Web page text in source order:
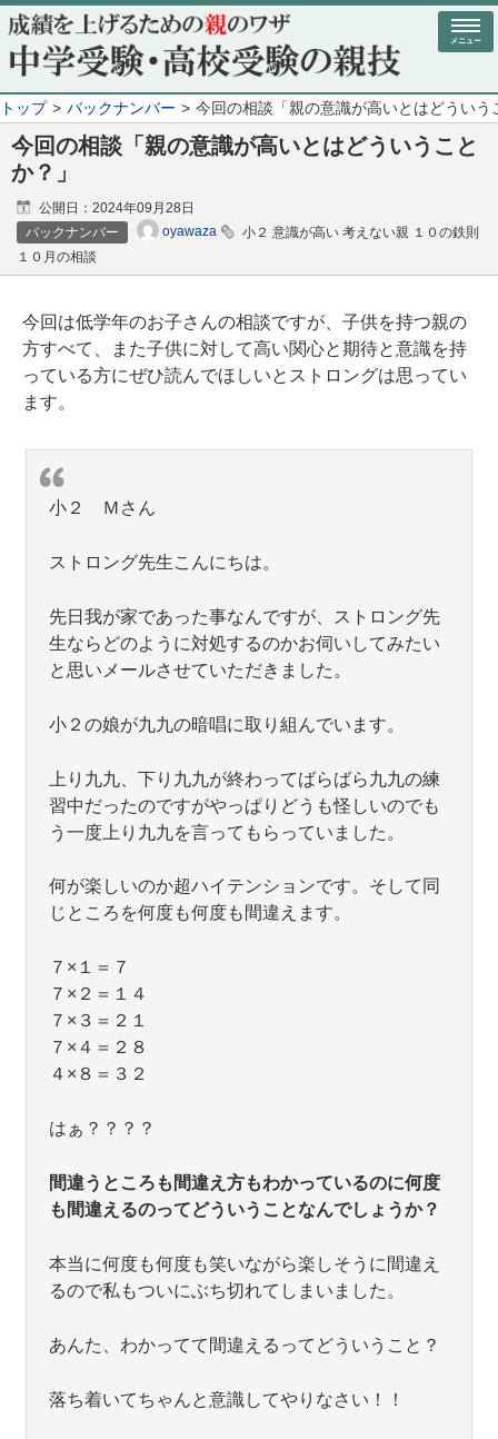
メニュー
トップ バックナンバー 今回の相談「親の意識が高いとはどういう
今回の相談「親の意識が高いとはどういうこと
か？」
公開日： 2024年09月28日
バックナンバー
oyawaza
小２ 意識が高い 考えない親 １０の鉄則
１０月の相談
今回は低学年のお子さんの相談ですが、子供を持つ親の
方すべて、また子供に対して高い関心と期待と意識を持
っている方にぜひ読んでほしいとストロングは思ってい
ます。
小２ Ｍさん
ストロング先生こんにちは。
先日我が家であった事なんですが、ストロング先
生ならどのように対処するのかお伺いしてみたい
と思いメールさせていただきました。
小２の娘が九九の暗唱に取り組んでいます。
上り九九、下り九九が終わってばらばら九九の練
習中だったのですがやっぱりどうも怪しいのでも
う一度上り九九を言ってもらっていました。
何が楽しいのか超ハイテンションです。そして同
じところを何度も何度も間違えます。
７×１＝７
７×２＝１４
７×３＝２１
７×４＝２８
４×８＝３２
はぁ？？？？
間違うところも間違え方もわかっているのに何度
も間違えるのってどういうことなんでしょうか？
本当に何度も何度も笑いながら楽しそうに間違え
るので私もついにぶち切れてしまいました。
あんた、わかってて間違えるってどういうこと？
落ち着いてちゃんと意識してやりなさい！！